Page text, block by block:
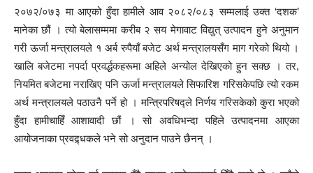
२०७२/०७३ मा आएको हुँदा हामीले आव २०८२/०८३ सम्मलाई उक्त ‘दशक’
मानेका छौं । त्यो बेलासम्ममा करीब २ सय मेगावाट विद्युत् उत्पादन हुने अनुमान
गरी ऊर्जा मन्त्रालयले १ अर्ब रुपैयाँ बजेट अर्थ मन्त्रालयसँग माग गरेको थियो ।
खालि बजेटमा नपर्दा प्रवर्द्धकहरूमा अहिले अन्योल देखिएको हुन सक्छ । तर,
नियमित बजेटमा नराखिए पनि ऊर्जा मन्त्रालयले सिफारिश गरिसकेपछि त्यो रकम
अर्थ मन्त्रालयले पठाउनै पर्ने हो । मन्त्रिपरिषद्ले निर्णय गरिसकेको कुरा भएको
हुँदा हामीचाहिँ आशावादी छौं । सो अवधिभन्दा पहिले उत्पादनमा आएका
आयोजनाका प्रवद्र्धकले भने सो अनुदान पाउने छैनन् ।